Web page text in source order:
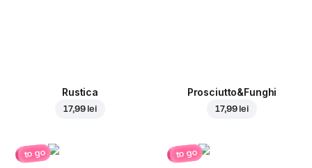
Rustica
17,99 lei
Prosciutto&Funghi
17,99 lei
to go to go